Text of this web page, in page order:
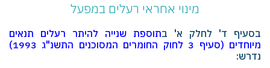
מינוי אחראי רעלים במפעל
בסעיף ד' לחלק א' בתוספת שנייה להיתר רעלים תנאים
מיוחדים (סעיף 3 לחוק החומרים המסוכנים התשנ"ג 1993)
נדרש: